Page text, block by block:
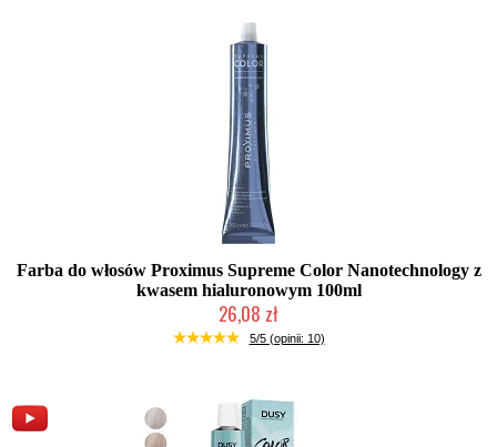
Farba do włosów Proximus Supreme Color Nanotechnology z
kwasem hialuronowym 100ml
26,08 zł
Duża ilość (wysyłka w 24h)
5/5 (opinii: 10)